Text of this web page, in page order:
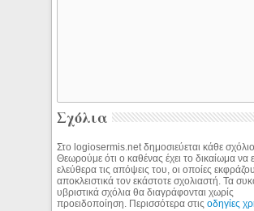
Σχόλια
Στο logiosermis.net δημοσιεύεται κάθε
Θεωρούμε ότι ο καθένας έχει το δικαίωμα να
ελεύθερα τις απόψεις του, οι οποίες
αποκλειστικά τον εκάστοτε σχολιαστή. Τα
υβριστικά σχόλια θα διαγράφονται χωρίς
προειδοποίηση. Περισσότερα στιςοδηγίες